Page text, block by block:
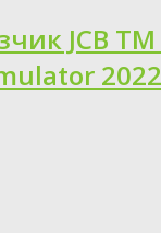
JCB TM
2022